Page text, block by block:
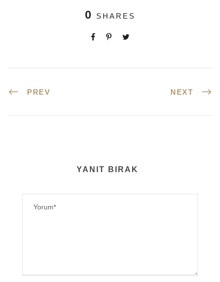
0 SHARES
PREV NEXT
YANIT BIRAK